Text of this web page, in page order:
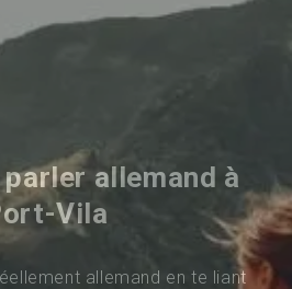
allemand à
Vila
allemand en te liant